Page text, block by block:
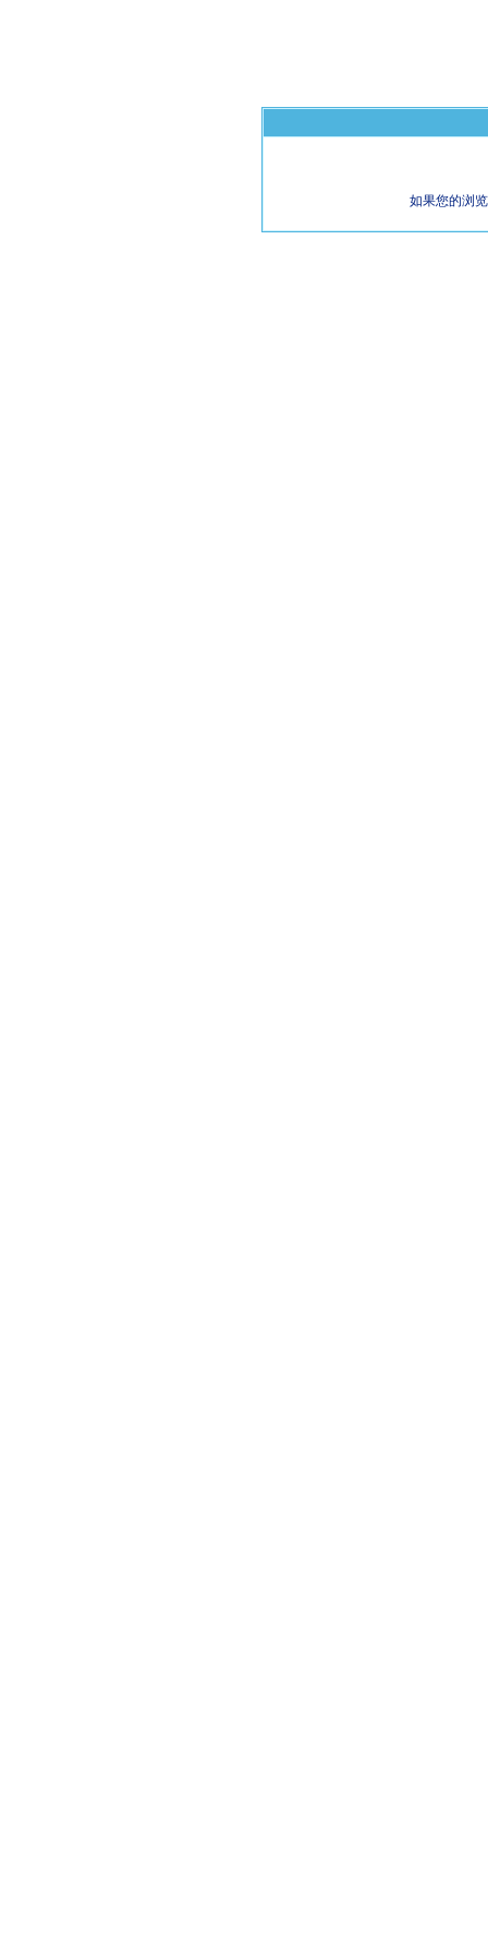
如果您的浏